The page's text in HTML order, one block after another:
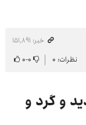
خبر: ۱۵۱٬۸۹۱
نظرات: ۰ ۰-۰
و گرد و